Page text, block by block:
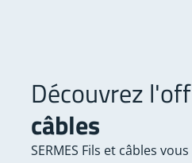
Découvrez
câbles
SERMES Fils et câbles